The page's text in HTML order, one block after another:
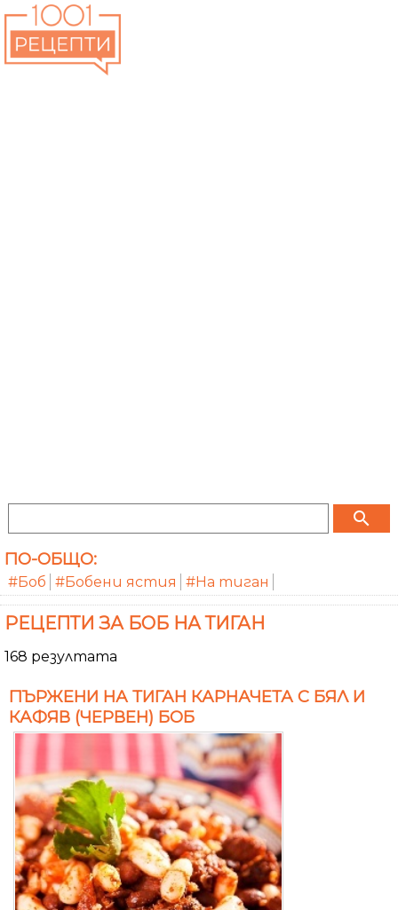
search
ПО-ОБЩО:
#Боб #Бобени ястия #На тиган
РЕЦЕПТИ ЗА БОБ НА ТИГАН
168 резултата
ПЪРЖЕНИ НА ТИГАН КАРНАЧЕТА С БЯЛ И
КАФЯВ (ЧЕРВЕН) БОБ